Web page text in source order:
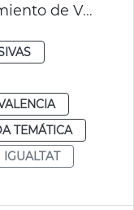
Premios Igualdad Ayuntamiento de València
TEMÁTICA
IGUALTAT